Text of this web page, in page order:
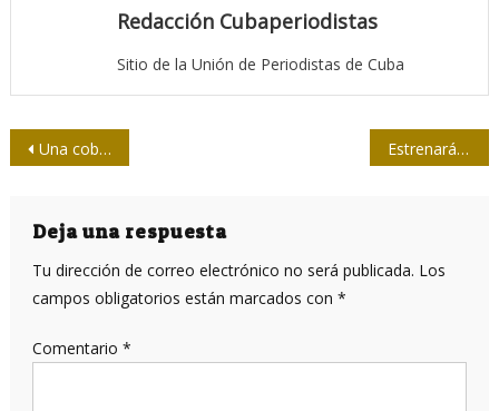
Redacción Cubaperiodistas
Sitio de la Unión de Periodistas de Cuba
Navegación
entradas
Una cobertura excepcional en Washington D.C. Estrenarán audiovisual homenaje al poeta Nicolás Guillén por sus 118 años
Deja una respuesta
Tu dirección de correo electrónico no será publicada. Los
campos obligatorios están marcados con *
Comentario *